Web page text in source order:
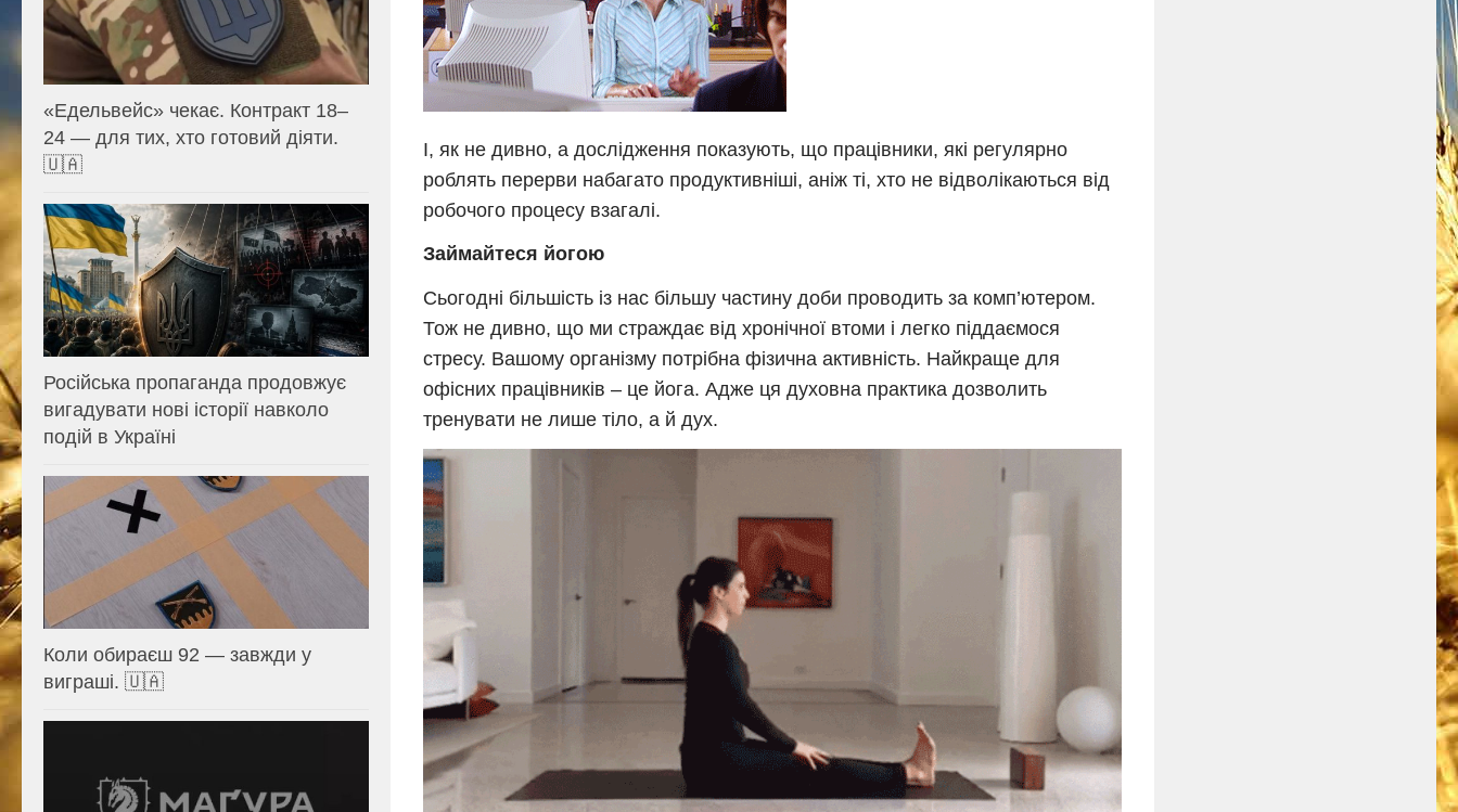
І, як не дивно, а дослідження показують, що працівники, які регулярно
роблять перерви набагато продуктивніші, аніж ті, хто не відволікаються від
робочого процесу взагалі.
Займайтеся йогою
Сьогодні більшість із нас більшу частину доби проводить за комп’ютером.
Тож не дивно, що ми страждає від хронічної втоми і легко піддаємося
стресу. Вашому організму потрібна фізична активність. Найкраще для
офісних працівників – це йога. Адже ця духовна практика дозволить
тренувати не лише тіло, а й дух.
«Едельвейс» чекає. Контракт 18–
24 — для тих, хто готовий діяти.
🇺🇦
Російська пропаганда продовжує
вигадувати нові історії навколо
подій в Україні
Коли обираєш 92 — завжди у
виграші. 🇺🇦